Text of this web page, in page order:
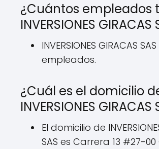
¿Cuántos empleados
INVERSIONES GIRACAS
INVERSIONES GIRACAS
empleados.
¿Cuál es el domicilio
INVERSIONES GIRACAS
El domicilio de
SAS es Carrera 13 #27-00